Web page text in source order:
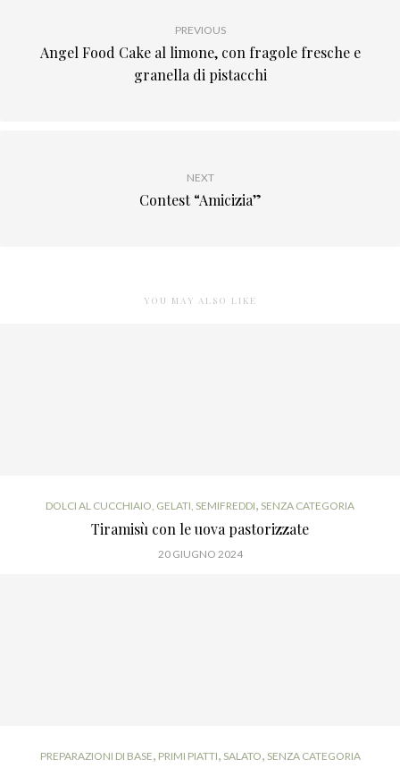
PREVIOUS
Angel Food Cake al limone, con fragole fresche e
granella di pistacchi
NEXT
Contest “Amicizia”
YOU MAY ALSO LIKE
DOLCI AL CUCCHIAIO, GELATI, SEMIFREDDI, SENZA CATEGORIA
Tiramisù con le uova pastorizzate
20 GIUGNO 2024
PREPARAZIONI DI BASE, PRIMI PIATTI, SALATO, SENZA CATEGORIA